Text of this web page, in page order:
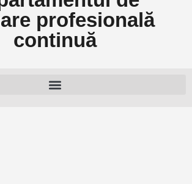
profesională
continuă